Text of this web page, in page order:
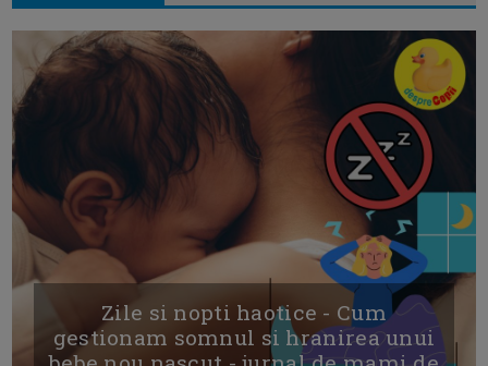
Zile si nopti haotice - Cum
gestionam somnul si hranirea unui